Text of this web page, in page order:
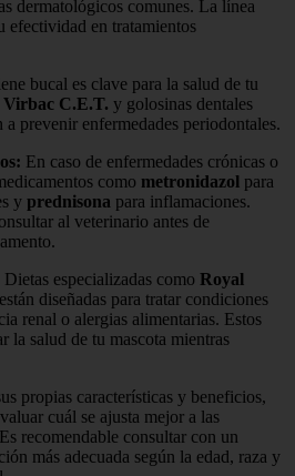
dermatológicos comunes. La línea
efectividad en tratamientos
bucal es clave para la salud de tu
Virbac C.E.T. y golosinas dentales
a prevenir enfermedades periodontales.
: En caso de enfermedades crónicas o
como metronidazol para
y prednisona para inflamaciones.
al veterinario antes de
Dietas especializadas como Royal
están diseñadas para tratar condiciones
renal o alergias alimentarias. Estos
la salud de tu mascota mientras
propias características y beneficios,
cuál se ajusta mejor a las
recomendable consultar con un
más adecuada según la edad, raza y